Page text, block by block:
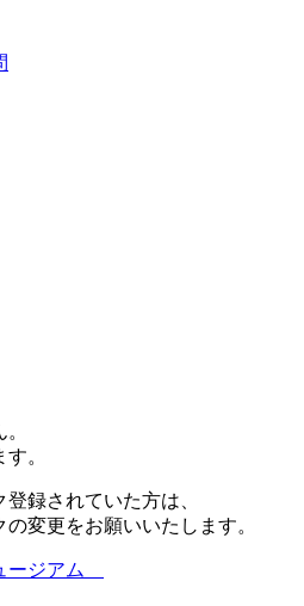
。
録されていた方は、
変更をお願いいたします。
ージアム